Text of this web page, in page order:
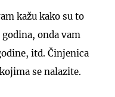
kažu kako su to
onda vam
itd. Činjenica
se nalazite.